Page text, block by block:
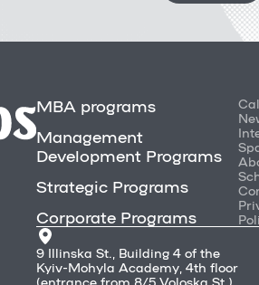
MBA programs
Management
Development Programs
Strategic Programs
Corporate Programs
9 Illinska St., Building 4 of the
Kyiv-Mohyla Academy, 4th floor
(entrance from 8/5 Voloska St.)